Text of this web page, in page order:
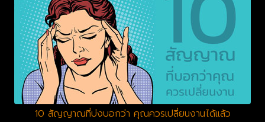
10 สัญญาณที่บ่งบอกว่า คุณควรเปลี่ยนงานได้แล้ว